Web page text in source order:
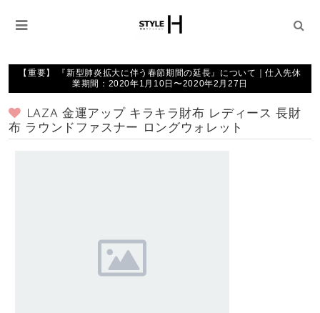
【重要】 『新型肺炎拡大に伴う春節期間の延長』について｜仕入先休
業期間：2020年1月10日〜2020年2月27日
LAZA 金運アップ キラキラ財布 レディース 長財
布 ラウンドファスナー ロングウォレット